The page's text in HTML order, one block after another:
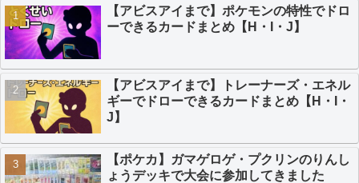
【アビスアイまで】ポケモンの特性でドロ
ーできるカードまとめ【H・I・J】
【アビスアイまで】トレーナーズ・エネル
ギーでドローできるカードまとめ【H・I・
J】
【ポケカ】ガマゲロゲ・プクリンのりんし
ょうデッキで大会に参加してきました